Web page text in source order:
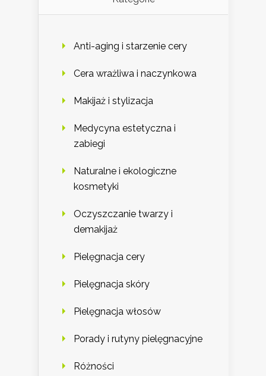
Anti-aging i starzenie cery
Cera wrażliwa i naczynkowa
Makijaż i stylizacja
Medycyna estetyczna i
zabiegi
Naturalne i ekologiczne
kosmetyki
Oczyszczanie twarzy i
demakijaż
Pielęgnacja cery
Pielęgnacja skóry
Pielęgnacja włosów
Porady i rutyny pielęgnacyjne
Różności